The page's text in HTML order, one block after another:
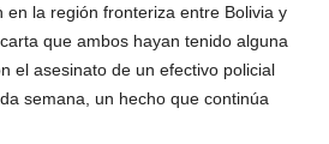
la región fronteriza entre Bolivia y
que ambos hayan tenido alguna
el asesinato de un efectivo policial
semana, un hecho que continúa